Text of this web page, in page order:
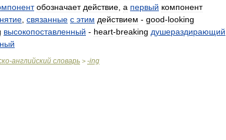
обозначает действие а первый компонент
связанные с этим действием - good-looking
высокопоставленный - heart-breaking душераздирающий
-английский словарь > -ing